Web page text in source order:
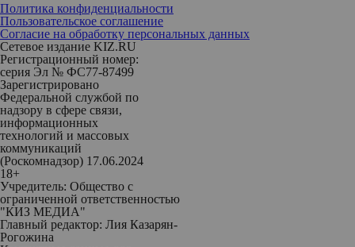
Политика конфиденциальности
Пользовательское соглашение
Согласие на обработку персональных данных
Сетевое издание KIZ.RU
Регистрационный номер:
серия Эл № ФС77-87499
Зарегистрировано
Федеральной службой по
надзору в сфере связи,
информационных
технологий и массовых
коммуникаций
(Роскомнадзор) 17.06.2024
18+
Учредитель: Общество с
ограниченной ответственностью
"КИЗ МЕДИА"
Главный редактор: Лия Казарян-
Рогожина